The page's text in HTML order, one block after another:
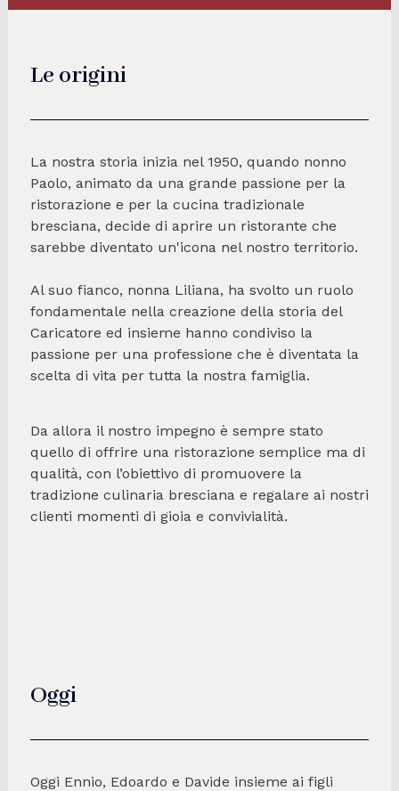
Le origini
La nostra storia inizia nel 1950, quando nonno
Paolo, animato da una grande passione per la
ristorazione e per la cucina tradizionale
bresciana, decide di aprire un ristorante che
sarebbe diventato un'icona nel nostro territorio.
Al suo fianco, nonna Liliana, ha svolto un ruolo
fondamentale nella creazione della storia del
Caricatore ed insieme hanno condiviso la
passione per una professione che è diventata la
scelta di vita per tutta la nostra famiglia.
Da allora il nostro impegno è sempre stato
quello di offrire una ristorazione semplice ma di
qualità, con l’obiettivo di promuovere la
tradizione culinaria bresciana e regalare ai nostri
clienti momenti di gioia e convivialità.
Oggi
Oggi Ennio, Edoardo e Davide insieme ai figli